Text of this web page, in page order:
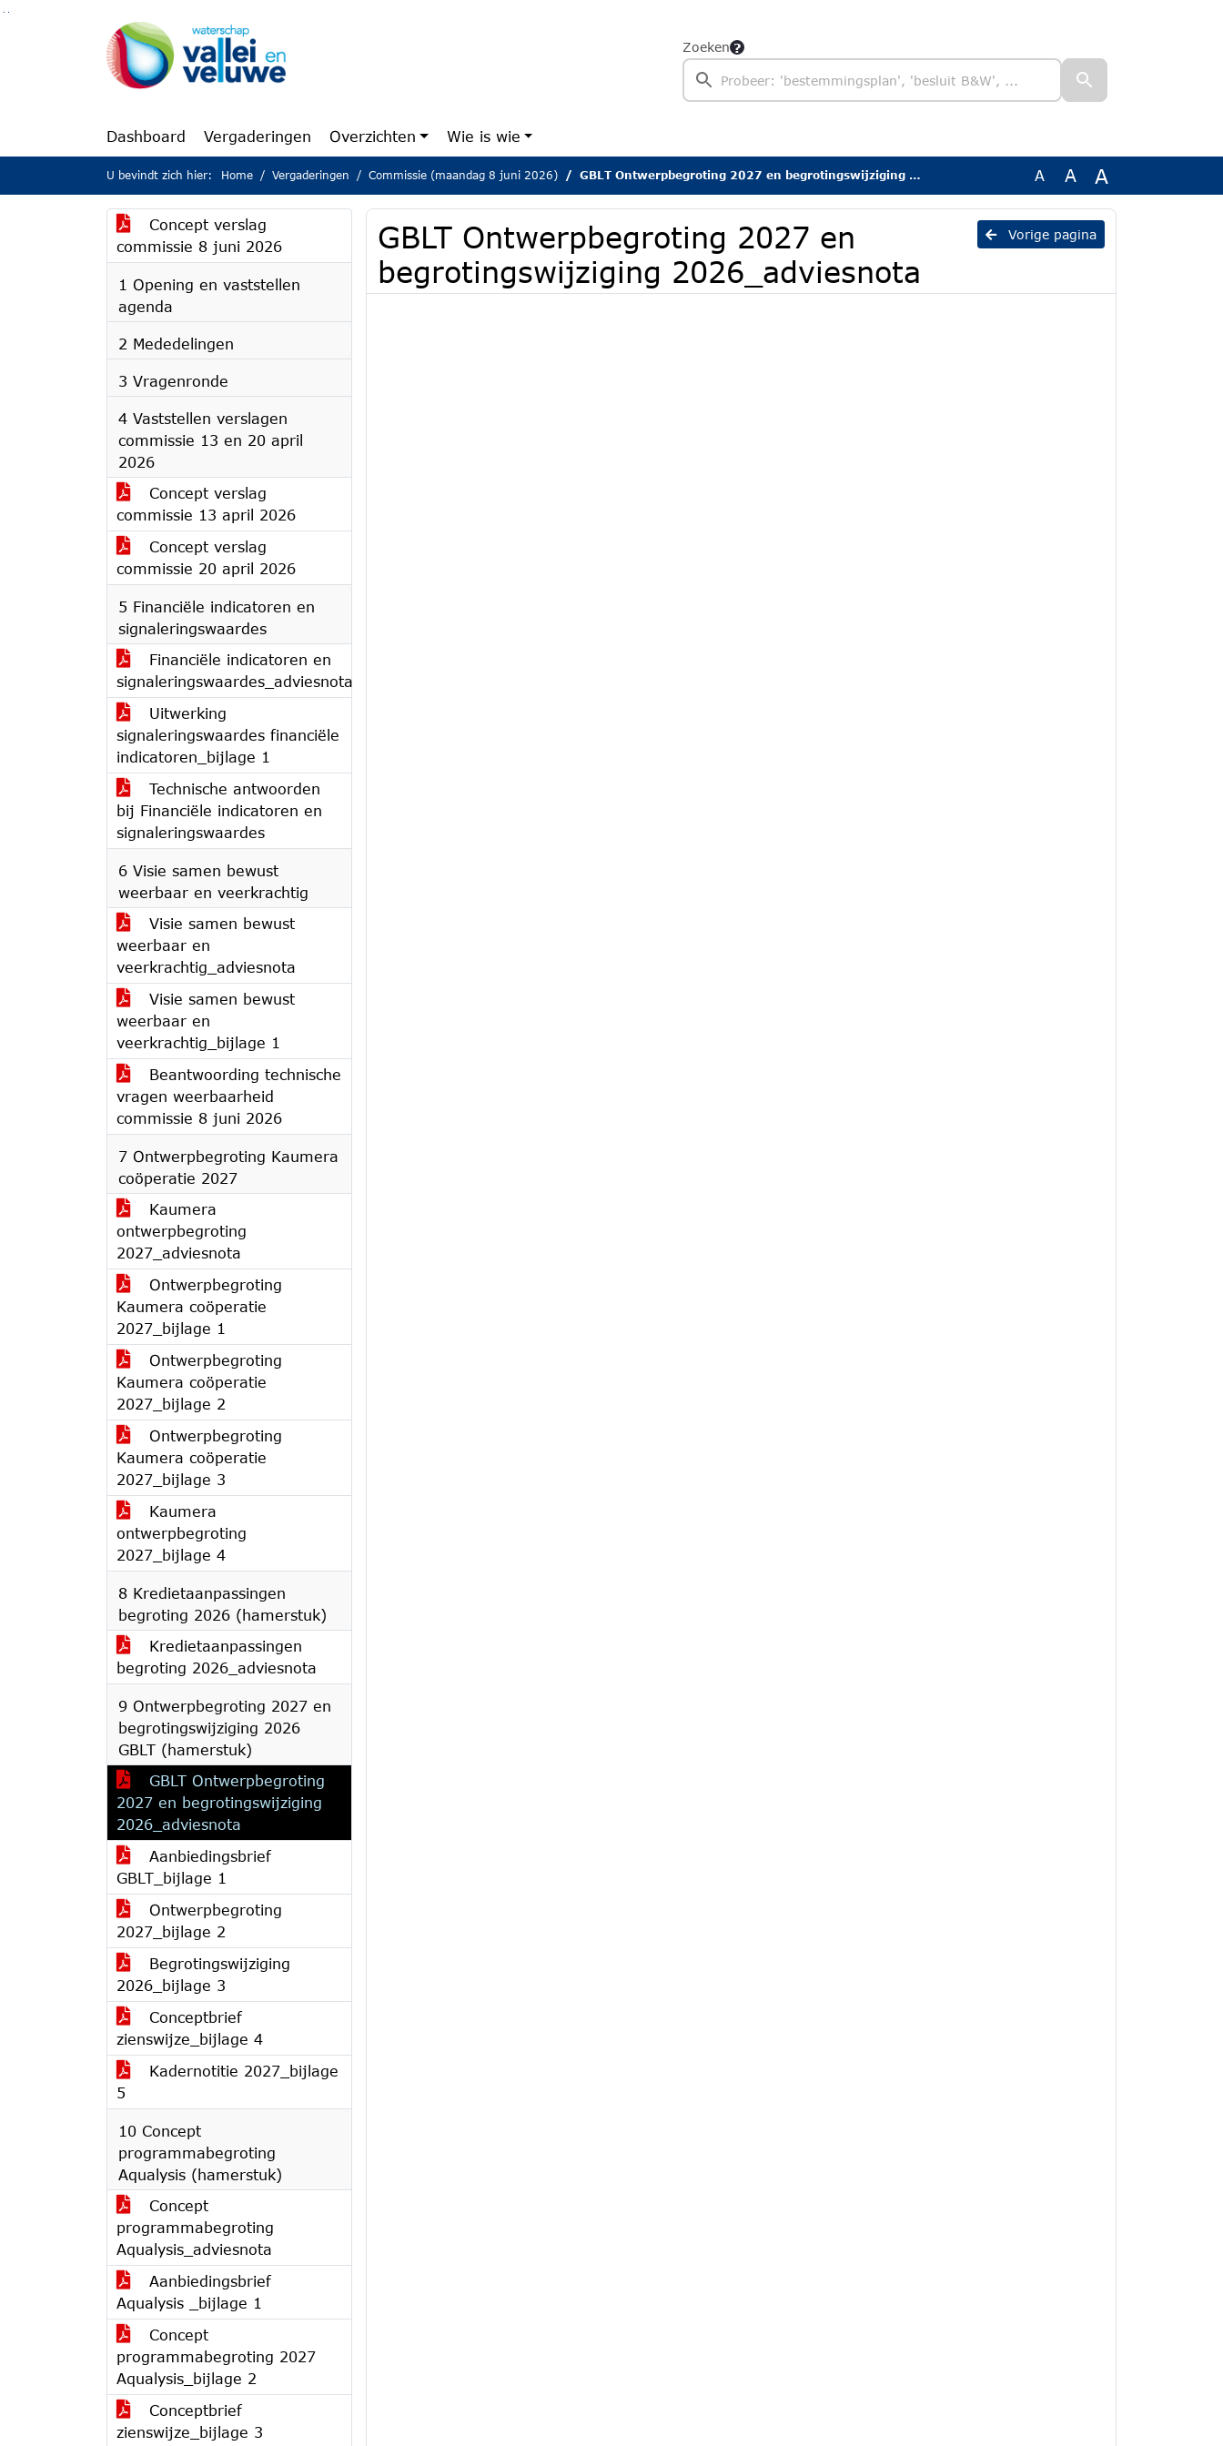
Ga naar de inhoud van deze pagina
Ga naar het zoeken
Ga naar het menu
Zoeken
Dashboard Vergaderingen Overzichten Wie is wie
U bevindt zich hier: Home Vergaderingen Commissie (maandag 8 juni 2026) GBLT Ontwerpbegroting 2027 en begrotingswijziging 2026_adviesnota A A A
Concept verslag
commissie 8 juni 2026
1 Opening en vaststellen
agenda
2 Mededelingen
3 Vragenronde
4 Vaststellen verslagen
commissie 13 en 20 april
2026
Concept verslag
commissie 13 april 2026
Concept verslag
commissie 20 april 2026
5 Financiële indicatoren en
signaleringswaardes
Financiële indicatoren en
signaleringswaardes_adviesnota
Uitwerking
signaleringswaardes financiële
indicatoren_bijlage 1
Technische antwoorden
bij Financiële indicatoren en
signaleringswaardes
6 Visie samen bewust
weerbaar en veerkrachtig
Visie samen bewust
weerbaar en
veerkrachtig_adviesnota
Visie samen bewust
weerbaar en
veerkrachtig_bijlage 1
Beantwoording technische
vragen weerbaarheid
commissie 8 juni 2026
7 Ontwerpbegroting Kaumera
coöperatie 2027
Kaumera
ontwerpbegroting
2027_adviesnota
Ontwerpbegroting
Kaumera coöperatie
2027_bijlage 1
Ontwerpbegroting
Kaumera coöperatie
2027_bijlage 2
Ontwerpbegroting
Kaumera coöperatie
2027_bijlage 3
Kaumera
ontwerpbegroting
2027_bijlage 4
8 Kredietaanpassingen
begroting 2026 (hamerstuk)
Kredietaanpassingen
begroting 2026_adviesnota
9 Ontwerpbegroting 2027 en
begrotingswijziging 2026
GBLT (hamerstuk)
GBLT Ontwerpbegroting
2027 en begrotingswijziging
2026_adviesnota
Aanbiedingsbrief
GBLT_bijlage 1
Ontwerpbegroting
2027_bijlage 2
Begrotingswijziging
2026_bijlage 3
Conceptbrief
zienswijze_bijlage 4
Kadernotitie 2027_bijlage
5
10 Concept
programmabegroting
Aqualysis (hamerstuk)
Concept
programmabegroting
Aqualysis_adviesnota
Aanbiedingsbrief
Aqualysis _bijlage 1
Concept
programmabegroting 2027
Aqualysis_bijlage 2
Conceptbrief
zienswijze_bijlage 3
Vorige pagina
GBLT Ontwerpbegroting 2027 en
begrotingswijziging 2026_adviesnota